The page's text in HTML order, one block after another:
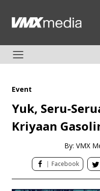
Event
Yuk, Seru-
Kriyaan
By: VMX
| Facebook